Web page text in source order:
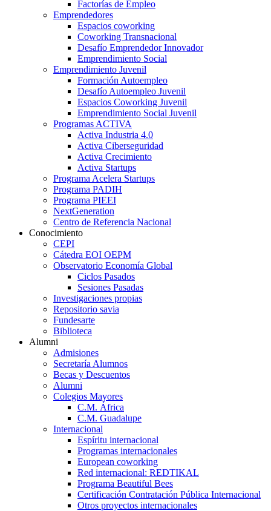
Factorías de Empleo
Emprendedores
Espacios coworking
Coworking Transnacional
Desafío Emprendedor Innovador
Emprendimiento Social
Emprendimiento Juvenil
Formación Autoempleo
Desafío Autoempleo Juvenil
Espacios Coworking Juvenil
Emprendimiento Social Juvenil
Programas ACTIVA
Activa Industria 4.0
Activa Ciberseguridad
Activa Crecimiento
Activa Startups
Programa Acelera Startups
Programa PADIH
Programa PIEEI
NextGeneration
Centro de Referencia Nacional
Conocimiento
CEPI
Cátedra EOI OEPM
Observatorio Economía Global
Ciclos Pasados
Sesiones Pasadas
Investigaciones propias
Repositorio savia
Fundesarte
Biblioteca
Alumni
Admisiones
Secretaría Alumnos
Becas y Descuentos
Alumni
Colegios Mayores
C.M. África
C.M. Guadalupe
Internacional
Espíritu internacional
Programas internacionales
European coworking
Red internacional: REDTIKAL
Programa Beautiful Bees
Certificación Contratación Pública Internacional
Otros proyectos internacionales